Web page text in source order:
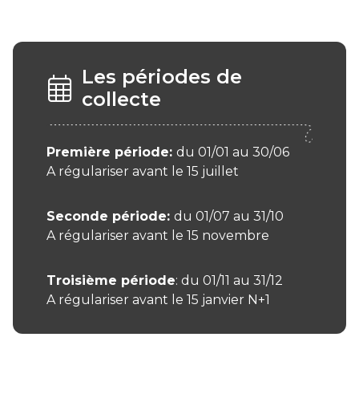
Les périodes de
collecte
Première période:du 01/01 au 30/06
A régulariser avant le 15 juillet
Seconde période:du 01/07 au 31/10
A régulariser avant le 15 novembre
Troisième période: du 01/11 au 31/12
A régulariser avant le 15 janvier N+1